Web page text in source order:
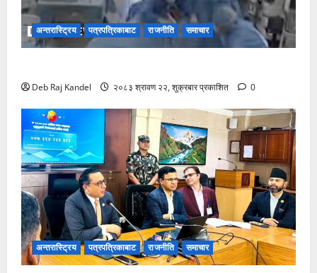
अन्तरास्ट्रिय पत्रपत्रिकाबाट राजनीति समाचार
Deb Raj Kandel २०८३ श्रावण २२, शुक्रबार प्रकाशित 0
अन्तरास्ट्रिय पत्रपत्रिकाबाट राजनीति समाचार